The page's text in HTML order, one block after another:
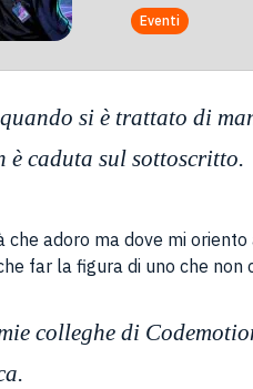
Eventi
si è trattato di
è caduta sul sottoscritto.
che adoro ma dove mi
far la figura di uno che non
colleghe di